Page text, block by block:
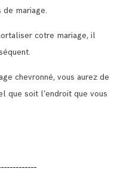
mariage.
cotre mariage, il
chevronné, vous aurez de
que soit l’endroit que vous